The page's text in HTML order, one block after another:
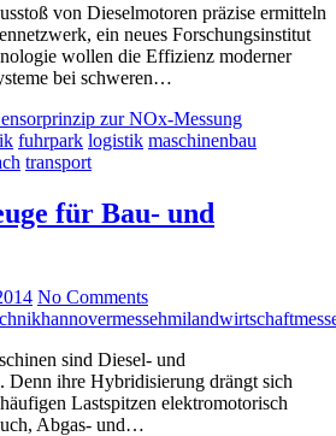
von Dieselmotoren präzise ermitteln
ein neues Forschungsinstitut
wollen die Effizienz moderner
bei schweren…
zur NOx-Messung
fuhrpark logistik maschinenbau
transport
für Bau- und
No Comments
hannovermessehmilandwirtschaft
sind Diesel- und
ihre Hybridisierung drängt sich
Lastspitzen elektromotorisch
Abgas- und…